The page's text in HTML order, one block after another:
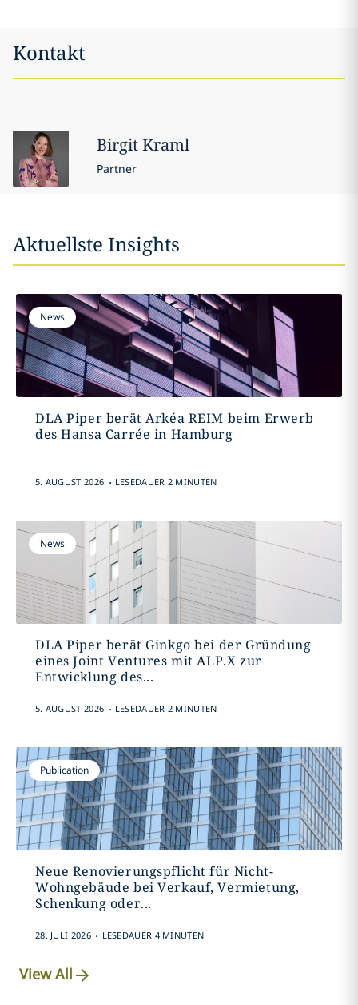
Kontakt
BirgitKraml
Partner
Aktuellste Insights
News
DLA Piper berät Arkéa REIM beim Erwerb
des Hansa Carrée in Hamburg
5. AUGUST 2026 . LESEDAUER 2 MINUTEN
News
DLA Piper berät Ginkgo bei der Gründung
eines Joint Ventures mit ALP.X zur
Entwicklung des...
5. AUGUST 2026 . LESEDAUER 2 MINUTEN
Publication
Neue Renovierungspflicht für Nicht-
Wohngebäude bei Verkauf, Vermietung,
Schenkung oder...
28. JULI 2026 . LESEDAUER 4 MINUTEN
View All